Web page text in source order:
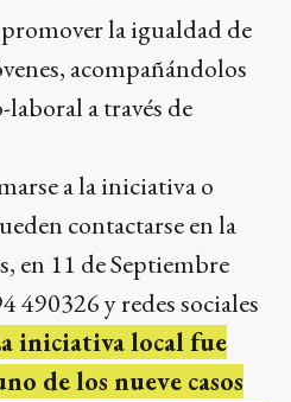
la igualdad de
acompañándolos
a través de
a la iniciativa o
contactarse en la
en 11 de Septiembre
490326 y redes sociales
iniciativa local fue
de los nueve casos